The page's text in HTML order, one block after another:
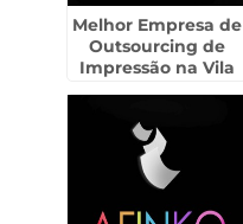
Melhor Empresa de
Outsourcing de
Impressão na Vila